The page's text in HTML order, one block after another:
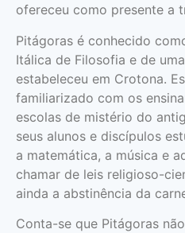
ofereceu como presente a
Pitágoras é conhecido
Itálica de Filosofia e de
estabeleceu em Crotona.
familiarizado com os
escolas de mistério do
seus alunos e discípulos
a matemática, a música e
chamar de leis religioso-
ainda a abstinência da
Conta-se que Pitágoras